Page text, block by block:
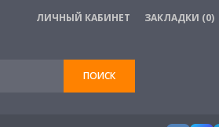
ЛИЧНЫЙ КАБИНЕТ ЗАКЛАДКИ (0)
ПОИСК